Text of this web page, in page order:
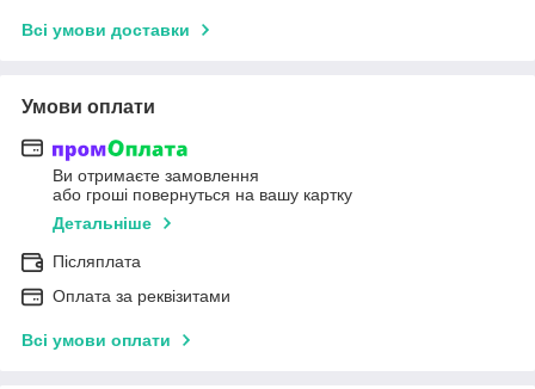
Всі умови доставки
Умови оплати
Ви отримаєте замовлення
або гроші повернуться на вашу картку
Детальніше
Післяплата
Оплата за реквізитами
Всі умови оплати